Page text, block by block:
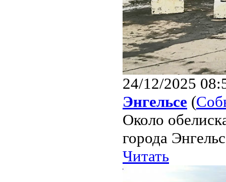
24/12/2025
Энгельсе (
Около
города
Читать